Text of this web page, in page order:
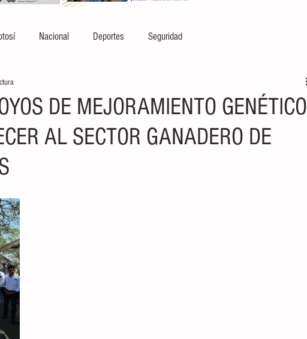
Nacional Deportes Seguridad
DE MEJORAMIENTO GENÉTICO
AL SECTOR GANADERO DE